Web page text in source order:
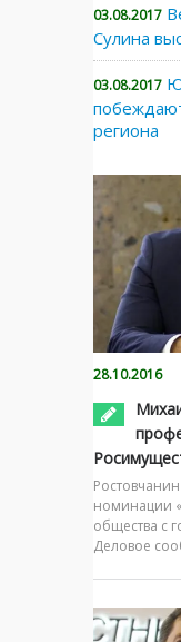
03.08.2017
Сулина
03.08.2017
региона
28.10.2016
номинации
общества с
Деловое